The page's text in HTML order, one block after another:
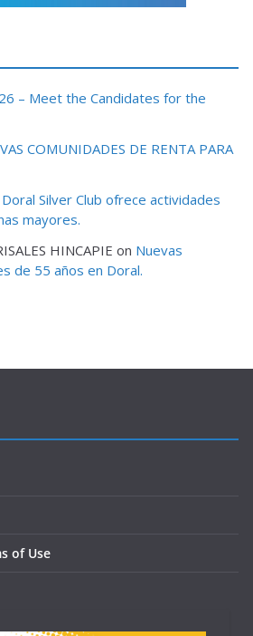
– Meet the Candidates for the
COMUNIDADES DE RENTA PARA
Doral Silver Club ofrece actividades
mayores.
HINCAPIE on Nuevas
de 55 años en Doral.
of Use